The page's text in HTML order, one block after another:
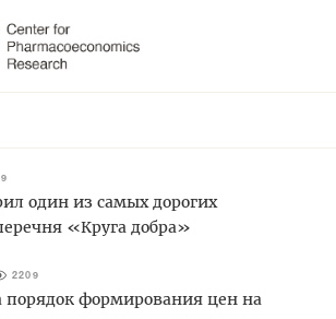
один из самых дорогих
«Круга добра»
2209
порядок формирования цен на